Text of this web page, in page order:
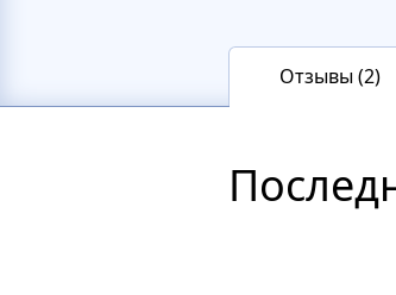
Отзывы (2)